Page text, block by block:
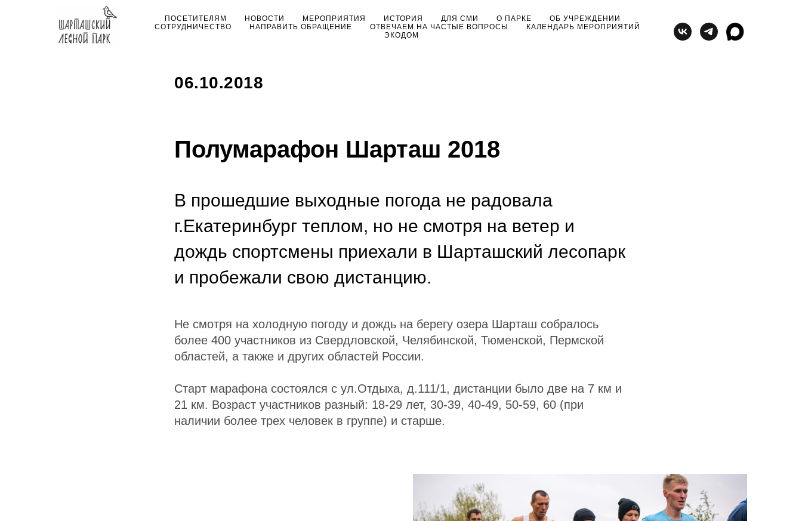
ПОСЕТИТЕЛЯМ НОВОСТИ МЕРОПРИЯТИЯ ИСТОРИЯ ДЛЯ СМИ О ПАРКЕ
ОБ УЧРЕЖДЕНИИ
СОТРУДНИЧЕСТВО
НАПРАВИТЬ ОБРАЩЕНИЕ ОТВЕЧАЕМ НА ЧАСТЫЕ ВОПРОСЫ
КАЛЕНДАРЬ МЕРОПРИЯТИЙ
ЭКОДОМ
06.10.2018
Полумарафон Шарташ 2018
В прошедшие выходные погода не радовала
г.Екатеринбург теплом, но не смотря на ветер и
дождь спортсмены приехали в Шарташский лесопарк
и пробежали свою дистанцию.
Не смотря на холодную погоду и дождь на берегу озера Шарташ собралось
более 400 участников из Свердловской, Челябинской, Тюменской, Пермской
областей, а также и других областей России.
Старт марафона состоялся с ул.Отдыха, д.111/1, дистанции было две на 7 км и
21 км. Возраст участников разный: 18-29 лет, 30-39, 40-49, 50-59, 60 (при
наличии более трех человек в группе) и старше.